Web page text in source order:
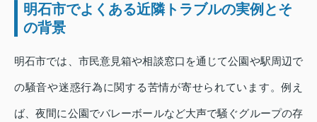
明石市でよくある近隣トラブルの実例とそ
の背景
明石市では、市民意見箱や相談窓口を通じて公園や駅周辺で
の騒音や迷惑行為に関する苦情が寄せられています。例え
ば、夜間に公園でバレーボールなど大声で騒ぐグループの存